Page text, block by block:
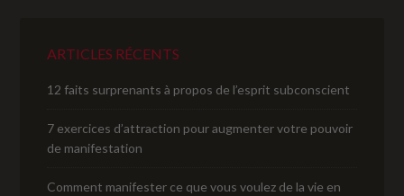
ARTICLES RÉCENTS
12 faits surprenants à propos de l’esprit subconscient
7 exercices d’attraction pour augmenter votre pouvoir
de manifestation
Comment manifester ce que vous voulez de la vie en